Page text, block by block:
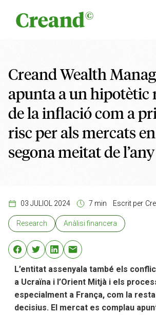
Creand Wealth
apunta a un hipotètic
de la inflació com a
risc per als mercats
segona meitat de l’any
03 JULIOL 2024 7 min Escrit per
Research Anàlisi financera
L’entitat assenyala també els
a Ucraïna i l’Orient Mitjà i els
especialment a França, com la
decisius. El mercat es complau